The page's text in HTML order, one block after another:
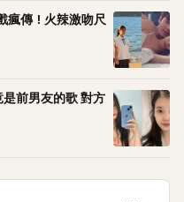
瘋傳！火辣激吻尺
是前男友的歌 對方